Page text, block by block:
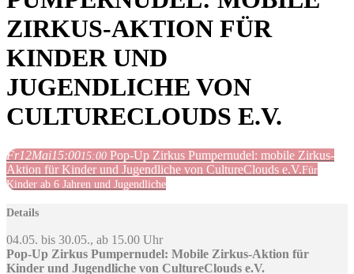
ZIRKUS-AKTION FÜR
KINDER UND
JUGENDLICHE VON
CULTURECLOUDS E.V.
Fr12Mai15:0015:00 Pop-Up Zirkus Pumpernudel: mobile Zirkus-
Aktion für Kinder und Jugendliche von CultureClouds e.V.Für
Kinder ab 6 Jahren und Jugendliche
Details
04.05. bis 30.05., ab 15.00 Uhr
Pop-Up Zirkus Pumpernudel: Mobile Zirkus-Aktion für
Kinder und Jugendliche von CultureClouds e.V.